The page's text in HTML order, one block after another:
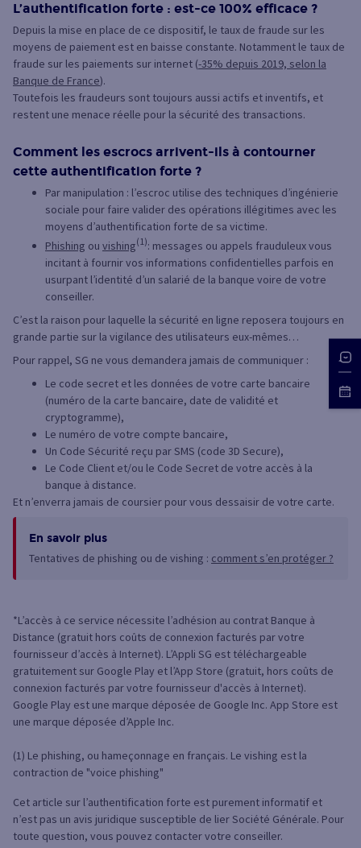
L’authentification forte : est-ce 100% efficace ?
Depuis la mise en place de ce dispositif, le taux de fraude sur les
moyens de paiement est en baisse constante. Notamment le taux de
fraude sur les paiements sur internet (-35% depuis 2019, selon la
Banque de France).
Toutefois les fraudeurs sont toujours aussi actifs et inventifs, et
restent une menace réelle pour la sécurité des transactions.
Comment les escrocs arrivent-ils à contourner
cette authentification forte ?
Par manipulation : l’escroc utilise des techniques d’ingénierie
sociale pour faire valider des opérations illégitimes avec les
moyens d’authentification forte de sa victime.
Phishing ou vishing(1): messages ou appels frauduleux vous
incitant à fournir vos informations confidentielles parfois en
usurpant l’identité d’un salarié de la banque voire de votre
conseiller.
C’est la raison pour laquelle la sécurité en ligne reposera toujours en
grande partie sur la vigilance des utilisateurs eux-mêmes…
Pour rappel, SG ne vous demandera jamais de communiquer :
Le code secret et les données de votre carte bancaire
(numéro de la carte bancaire, date de validité et
cryptogramme),
Le numéro de votre compte bancaire,
Un Code Sécurité reçu par SMS (code 3D Secure),
Le Code Client et/ou le Code Secret de votre accès à la
banque à distance.
Et n’enverra jamais de coursier pour vous dessaisir de votre carte.
En savoir plus
Tentatives de phishing ou de vishing : comment s’en protéger ?
*L’accès à ce service nécessite l’adhésion au contrat Banque à
Distance (gratuit hors coûts de connexion facturés par votre
fournisseur d’accès à Internet). L’Appli SG est téléchargeable
gratuitement sur Google Play et l’App Store (gratuit, hors coûts de
connexion facturés par votre fournisseur d'accès à Internet).
Google Play est une marque déposée de Google Inc. App Store est
une marque déposée d’Apple Inc.
(1) Le phishing, ou hameçonnage en français. Le vishing est la
contraction de "voice phishing"
Cet article sur l’authentification forte est purement informatif et
n’est pas un avis juridique susceptible de lier Société Générale. Pour
toute question, vous pouvez contacter votre conseiller.